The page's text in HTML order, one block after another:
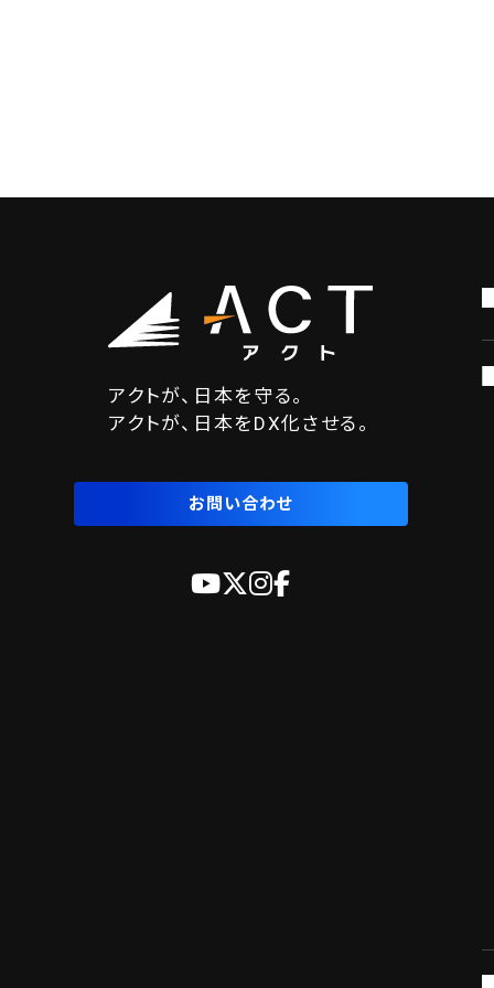
アクトが、日本を守る。
アクトが、日本をDX化させる。
お問い合わせ